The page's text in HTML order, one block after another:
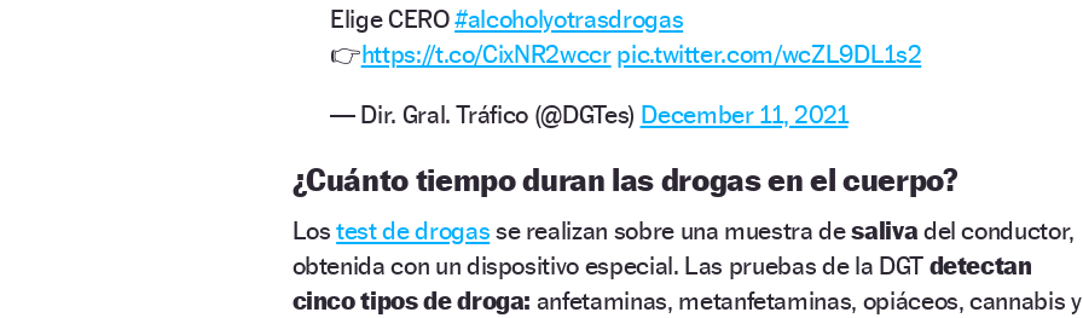
Elige CERO#alcoholyotrasdrogas
👉https://t.co/CixNR2wccr pic.twitter.com/wcZL9DL1s2
— Dir. Gral. Tráfico (@DGTes) December 11, 2021
¿Cuánto tiempo duran las drogas en el cuerpo?
Lostest de drogas se realizan sobre una muestra desaliva del conductor,
obtenida con un dispositivo especial. Las pruebas de la DGT detectan
cinco tipos de droga: anfetaminas, metanfetaminas, opiáceos, cannabis y